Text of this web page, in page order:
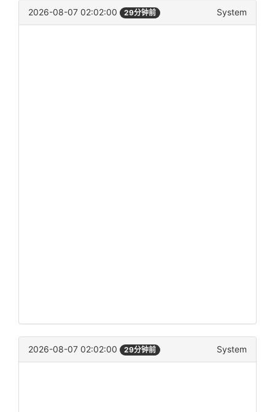
2026-08-07 02:02:00 29分钟前 System
2026-08-07 02:02:00 29分钟前 System